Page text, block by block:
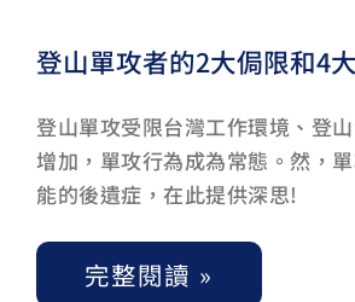
登山單攻者的2大侷限和4
登山單攻受限台灣工作環境、登
增加，單攻行為成為常態。然，
能的後遺症，在此提供深思!
完整閱讀 »